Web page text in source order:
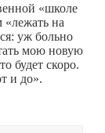
«школе
на
уж больно
мою новую
будет скоро.
и до».